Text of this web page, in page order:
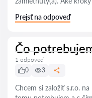
Prejsť na odpoveď
Čo
1 odpoveď
0
3
Chcem si založiť s.r.o.